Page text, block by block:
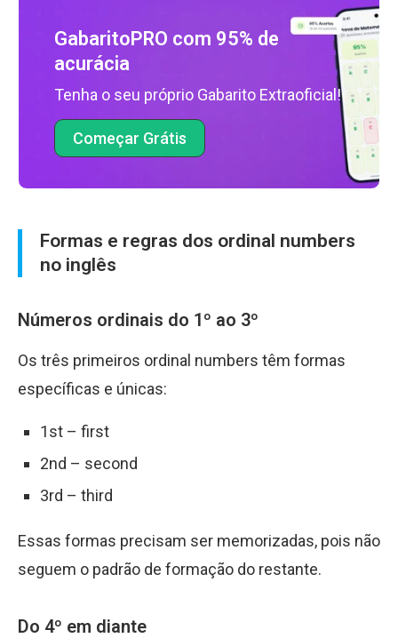
GabaritoPRO com 95% de
acurácia
Tenha o seu próprio Gabarito Extraoficial!
Começar Grátis
Formas e regras dos ordinal numbers
no inglês
Números ordinais do 1º ao 3º
Os três primeiros ordinal numbers têm formas
específicas e únicas:
1st – first
2nd – second
3rd – third
Essas formas precisam ser memorizadas, pois não
seguem o padrão de formação do restante.
Do 4º em diante